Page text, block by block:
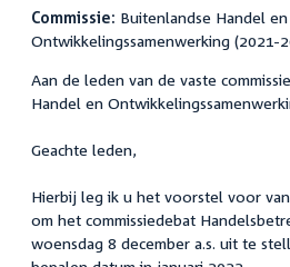
Commissie: Buitenlandse Handel en
Ontwikkelingssamenwerking (2021-
Aan de leden van de vaste
Handel en
Geachte leden,
Hierbij leg ik u het voorstel voor
om het commissiedebat
woensdag 8 december a.s. uit te